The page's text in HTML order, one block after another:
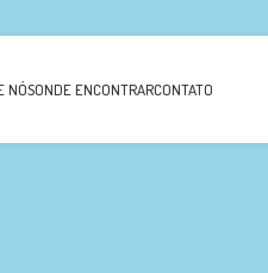
NÓSONDE ENCONTRARCONTATO